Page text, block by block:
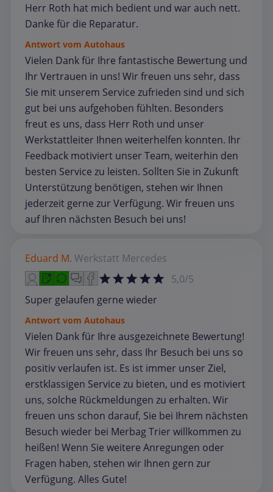
Herr Roth hat mich bedient und war auch nett.
Danke für die Reparatur.
Antwort vom Autohaus
Vielen Dank für Ihre fantastische Bewertung und
Ihr Vertrauen in uns! Wir freuen uns sehr, dass
Sie mit unserem Service zufrieden sind und sich
gut bei uns aufgehoben fühlten. Besonders
freut es uns, dass Herr Roth und unser
Werkstattleiter Ihnen weiterhelfen konnten. Ihr
Feedback motiviert unser Team, weiterhin den
besten Service zu leisten. Sollten Sie in Zukunft
Unterstützung benötigen, stehen wir Ihnen
jederzeit gerne zur Verfügung. Wir freuen uns
auf Ihren nächsten Besuch bei uns!
Eduard M. Werkstatt Mercedes
5,0/5
Super gelaufen gerne wieder
Antwort vom Autohaus
Vielen Dank für Ihre ausgezeichnete Bewertung!
Wir freuen uns sehr, dass Ihr Besuch bei uns so
positiv verlaufen ist. Es ist immer unser Ziel,
erstklassigen Service zu bieten, und es motiviert
uns, solche Rückmeldungen zu erhalten. Wir
freuen uns schon darauf, Sie bei Ihrem nächsten
Besuch wieder bei Merbag Trier willkommen zu
heißen! Wenn Sie weitere Anregungen oder
Fragen haben, stehen wir Ihnen gern zur
Verfügung. Alles Gute!